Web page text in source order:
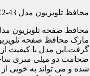
محافظ تلویزیون مدل C2-43
گرفت.این مدل با کیفیت
ضخامت دو میلی متری
شده و می تواند به خوبی